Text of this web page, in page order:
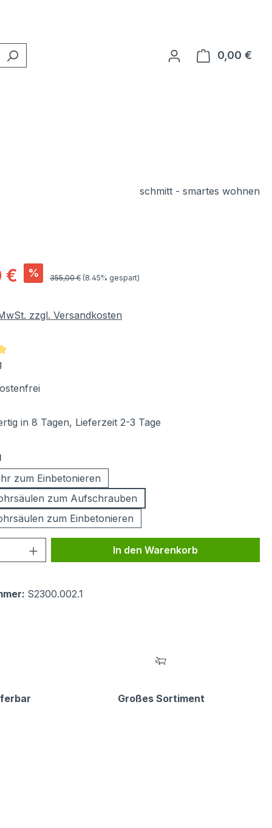
0,00 €
schmitt - smartes wohnen
€ % Regulärer Preis:
355,00 € (8.45% gespart)
zzgl. Versandkosten
Bewertung von 5 von 5 Sternen
in 8 Tagen, Lieferzeit 2-3 Tage
auswählen
zum Einbetonieren
zum Aufschrauben
zum Einbetonieren
Anzahl: Gib den gewünschten Wert
In den Warenkorb
S2300.002.1
Großes Sortiment